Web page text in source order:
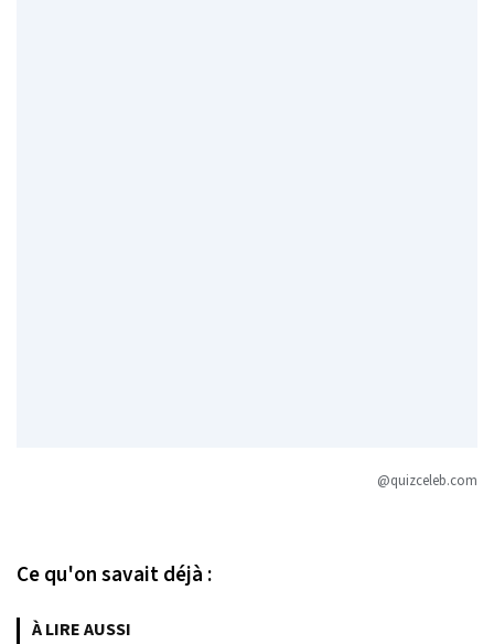
@quizceleb.com
Ce qu'on savait déjà :
À LIRE AUSSI